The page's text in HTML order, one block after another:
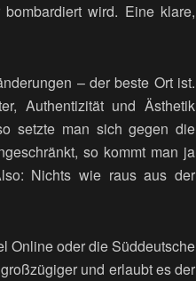
wird. Eine klare,
– der beste Ort ist.
Authentizität und Ästhetik
setzte man sich gegen die
so kommt man ja
Nichts wie raus aus der
Online oder die Süddeutsche
und erlaubt es der